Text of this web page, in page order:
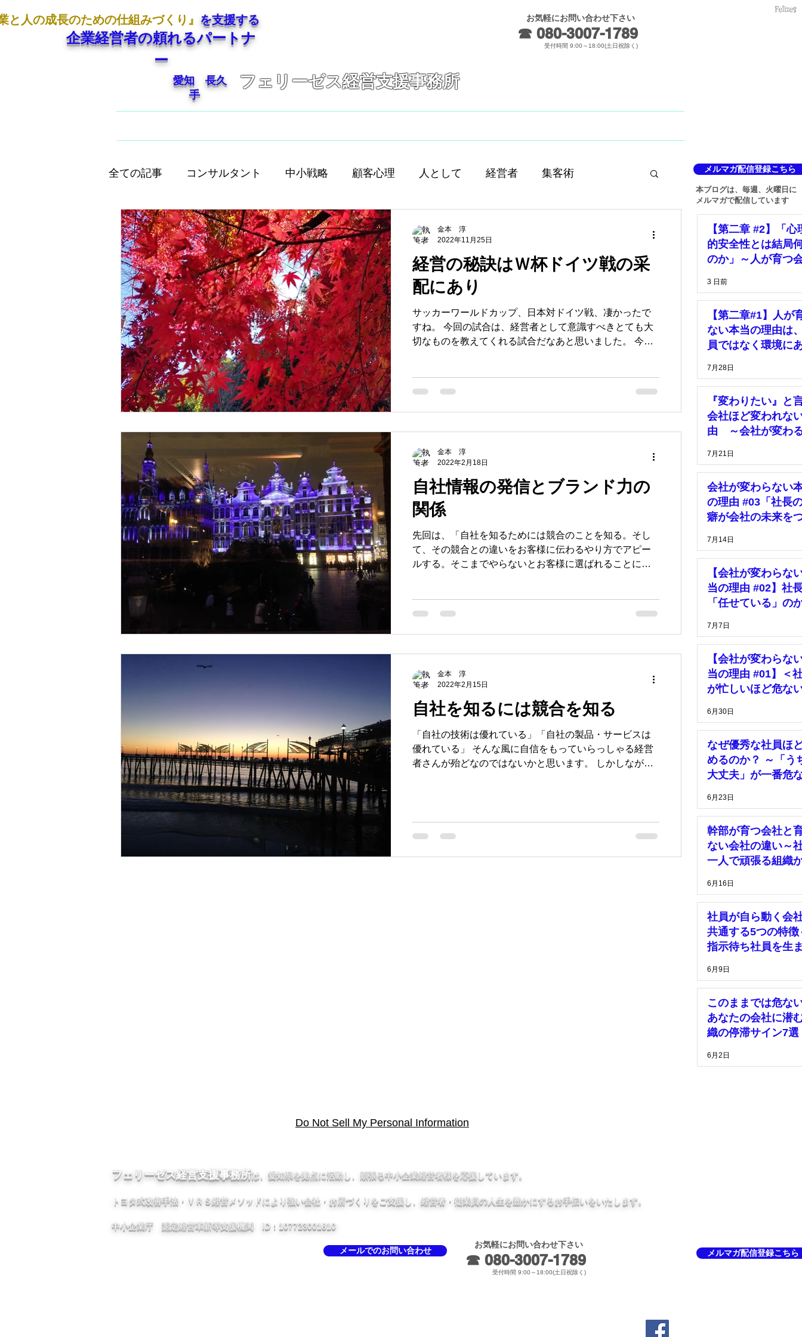
と人の成長のための仕組みづくり』 を支援する
企業経営者の頼れるパートナ
ー
愛知 長久
手
フェリーゼス経営支援事務所
お気軽にお問い合わせ下さい
☎ 080-3007-1789​
受付時間 9:00～18:00(土日祝除く)
全ての記事 コンサルタント 中小戦略 顧客心理 人として 経営者 集客術
人として大切なこと 店舗経営 人間 人材育成
コミュニケーション 仕事術 会社経営 経営理念 経営ツール 心理 価格
組織づくり 経営 人間心理 無意識 販促 場づくり 成功 マーケティング
人材活用 企業の責任 志
経営の秘訣はＷ杯ドイツ戦の采
配にあり
サッカーワールドカップ、日本対ドイツ戦、凄かったで
すね。 今回の試合は、経営者として意識すべきとても大
切なものを教えてくれる試合だなあと思いました。 今回
金本 淳
2022年11月25日
自社情報の発信とブランド力の
関係
先回は、「自社を知るためには競合のことを知る。そし
て、その競合との違いをお客様に伝わるやり方でアピー
ルする。そこまでやらないとお客様に選ばれることにな
金本 淳
2022年2月18日
自社を知るには競合を知る
「自社の技術は優れている」「自社の製品・サービスは
優れている」 そんな風に自信をもっていらっしゃる経営
者さんが殆どなのではないかと思います。 しかしながら
金本 淳
2022年2月15日
メルマガ配信登録こちら
本ブログは、毎週、火曜日に
メルマガで配信しています
【第二章 #2】「心
的安全性とは結局
のか」～人が育つ
きる環境」がある
3 日前
【第二章#1】人が
ない本当の理由は
員ではなく環境に
7月28日
『変わりたい』と
会社ほど変われな
由 ～会社が変わ
った時～
7月21日
会社が変わらない
の理由 #03「社長
癖が会社の未来を
7月14日
【会社が変わらな
当の理由 #02】社
「任せている」の
7月7日
【会社が変わらな
当の理由 #01】＜
が忙しいほど危な
6月30日
なぜ優秀な社員ほ
めるのか？ ～「う
大丈夫」が一番危
6月23日
幹部が育つ会社と
ない会社の違い～
一人で頑張る組織
6月16日
社員が自ら動く会
共通する5つの特徴
指示待ち社員を生
6月9日
このままでは危な
あなたの会社に潜
織の停滞サイン7選
6月2日
Do Not Sell My Personal Information
フェリーゼス経営支援事務所は、愛知県を拠点に活動し、頑張る中小企業経営者様を応援しています。
トヨタ式改善手法・ＶＲＳ経営メソッドにより強い会社・お店づくりをご支援し、経営者・従業員の人生を豊かにするお手伝いをいたします。
中小企業庁 認定経営革新等支援機関 ID：107723001810
メールでのお問い合わせ
お気軽にお問い合わせ下さい
☎ 080-3007-1789​
受付時間 9:00～18:00(土日祝除く)
メルマガ配信登録こちら